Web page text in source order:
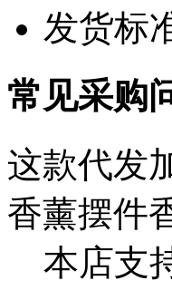
发货标
常见采购
这款代发
香薰摆件
本店支